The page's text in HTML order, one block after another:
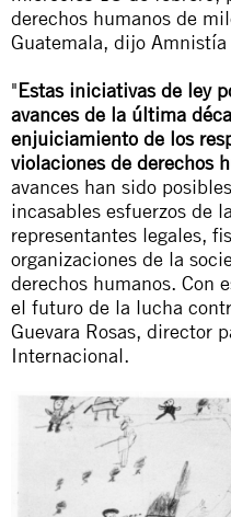
derechos humanos de
Guatemala, dijo
"Estas iniciativas de ley
avances de la última
enjuiciamiento de los
violaciones de derechos
avances han sido
incasables esfuerzos de
representantes legales,
organizaciones de la
derechos humanos. Con
el futuro de la lucha
Guevara Rosas, director
Internacional.